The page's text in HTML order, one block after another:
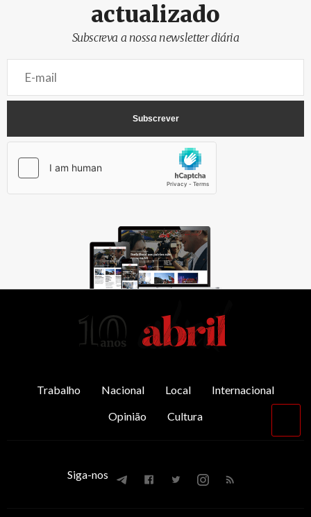
actualizado
Subscreva a nossa newsletter diária
Trabalho Nacional Local
Internacional
Opinião
Cultura
Siga-nos